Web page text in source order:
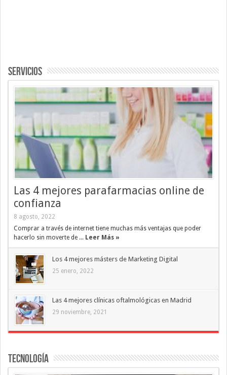
Servicios
Las 4 mejores parafarmacias online de
confianza
8 agosto, 2022
Comprar a través de internet tiene muchas más ventajas que poder
hacerlo sin moverte de ... Leer Más »
Los 4 mejores másters de Marketing Digital
25 enero, 2022
Las 4 mejores clínicas oftalmológicas en Madrid
29 noviembre, 2021
Tecnología